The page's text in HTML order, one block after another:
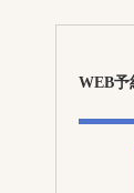
WEB予